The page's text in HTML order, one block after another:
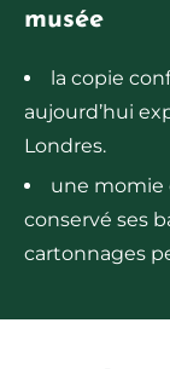
musée
la copie
aujourd’hui
Londres.
une momie
conservé ses
cartonnages